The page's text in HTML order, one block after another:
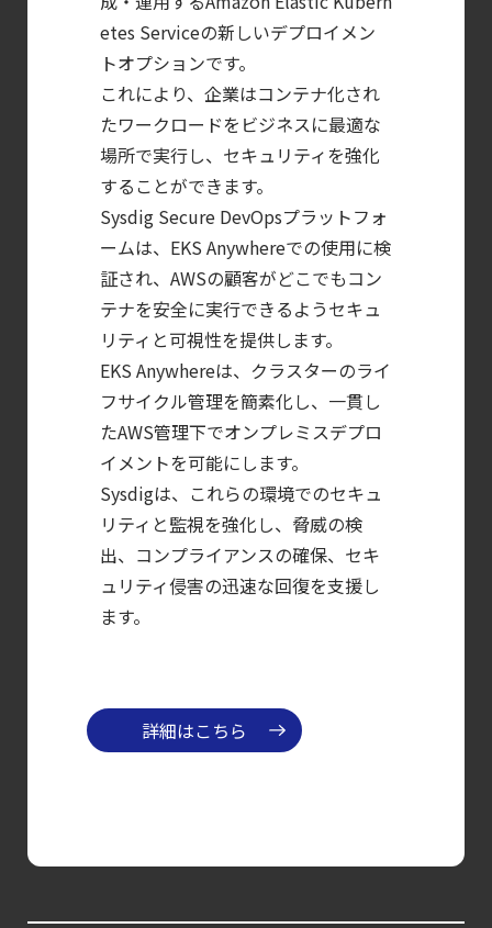
クラウドワークロードを守る最新セキュリテ
【お知らせ】
ブログを更新しました
【ブログ】AI が
2026
年に脅威の状況を根本から変えた
4 つの側面
【ブログ】
CNAPP選定ガイド
｜
計画フェーズで失敗しない統合プラットフォ
【お知らせ】
ブログを更新しました
【ブログ】
CTEMとは何か｜
攻撃者視点でクラウドの弱点を可視化する新
【ブログ】
セキュリティ運用の効率化を実現するSysdig
【ブログ】
セキュリティブリーフィング：
標準ツールでは守れない？
etes Serviceの新しいデプロイメン
トオプションです。
これにより、企業はコンテナ化され
たワークロードをビジネスに最適な
場所で実行し、セキュリティを強化
することができます。
Sysdig Secure DevOpsプラットフォ
ームは、EKS Anywhereでの使用に検
証され、AWSの顧客がどこでもコン
テナを安全に実行できるようセキュ
リティと可視性を提供します。
EKS Anywhereは、クラスターのライ
フサイクル管理を簡素化し、一貫し
たAWS管理下でオンプレミスデプロ
イメントを可能にします。
Sysdigは、これらの環境でのセキュ
リティと監視を強化し、脅威の検
出、コンプライアンスの確保、セキ
ュリティ侵害の迅速な回復を支援し
ます。
詳細はこちら